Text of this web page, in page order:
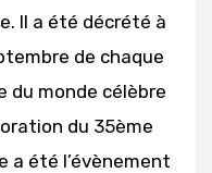
Il a été décrété à
de chaque
du monde célèbre
du 35ème
a été l’évènement